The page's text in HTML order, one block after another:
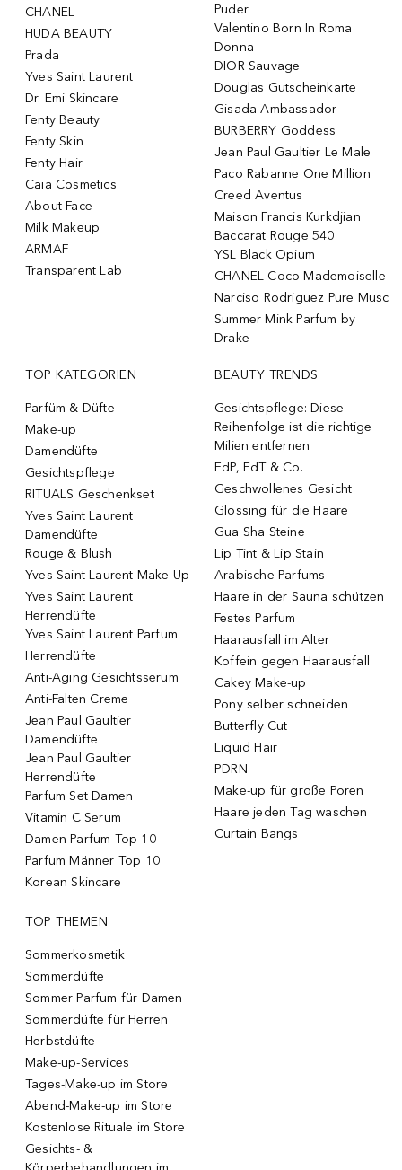
CHANEL
HUDA BEAUTY
Prada
Yves Saint Laurent
Dr. Emi Skincare
Fenty Beauty
Fenty Skin
Fenty Hair
Caia Cosmetics
About Face
Milk Makeup
ARMAF
Transparent Lab
Puder
Valentino Born In Roma
Donna
DIOR Sauvage
Douglas Gutscheinkarte
Gisada Ambassador
BURBERRY Goddess
Jean Paul Gaultier Le Male
Paco Rabanne One Million
Creed Aventus
Maison Francis Kurkdjian
Baccarat Rouge 540
YSL Black Opium
CHANEL Coco Mademoiselle
Narciso Rodriguez Pure Musc
Summer Mink Parfum by
Drake
TOP KATEGORIEN
Parfüm & Düfte
Make-up
Damendüfte
Gesichtspflege
RITUALS Geschenkset
Yves Saint Laurent
Damendüfte
Rouge & Blush
Yves Saint Laurent Make-Up
Yves Saint Laurent
Herrendüfte
Yves Saint Laurent Parfum
Herrendüfte
Anti-Aging Gesichtsserum
Anti-Falten Creme
Jean Paul Gaultier
Damendüfte
Jean Paul Gaultier
Herrendüfte
Parfum Set Damen
Vitamin C Serum
Damen Parfum Top 10
Parfum Männer Top 10
Korean Skincare
BEAUTY TRENDS
Gesichtspflege: Diese
Reihenfolge ist die richtige
Milien entfernen
EdP, EdT & Co.
Geschwollenes Gesicht
Glossing für die Haare
Gua Sha Steine
Lip Tint & Lip Stain
Arabische Parfums
Haare in der Sauna schützen
Festes Parfum
Haarausfall im Alter
Koffein gegen Haarausfall
Cakey Make-up
Pony selber schneiden
Butterfly Cut
Liquid Hair
PDRN
Make-up für große Poren
Haare jeden Tag waschen
Curtain Bangs
TOP THEMEN
Sommerkosmetik
Sommerdüfte
Sommer Parfum für Damen
Sommerdüfte für Herren
Herbstdüfte
Make-up-Services
Tages-Make-up im Store
Abend-Make-up im Store
Kostenlose Rituale im Store
Gesichts- &